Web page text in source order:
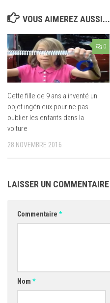
VOUS AIMEREZ AUSSI...
0
Cette fille de 9 ans a inventé un
objet ingénieux pour ne pas
oublier les enfants dans la
voiture
28 NOVEMBRE 2016
LAISSER UN COMMENTAIRE
Commentaire *
Nom *